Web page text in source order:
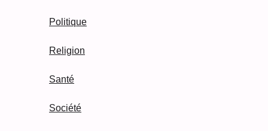
Politique
Religion
Santé
Société